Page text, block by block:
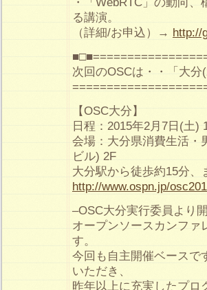
る講演。
（詳細/お申込）→ http://
次回のOSCは・・「大
【OSC大分】
日程：2015年2月7日(土)
会場：大分県消費生活・
ビル) 2F
大分駅から徒歩約15分、
http://www.ospn.jp/
–OSC大分実行委員より
オープンソースカンファ
す。
今回も自主開催ベースで
いただき、
昨年以上に充実したプロ